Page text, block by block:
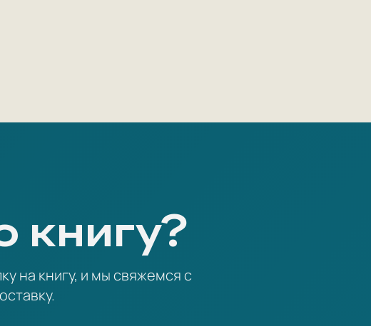
книгу?
на книгу, и мы свяжемся с